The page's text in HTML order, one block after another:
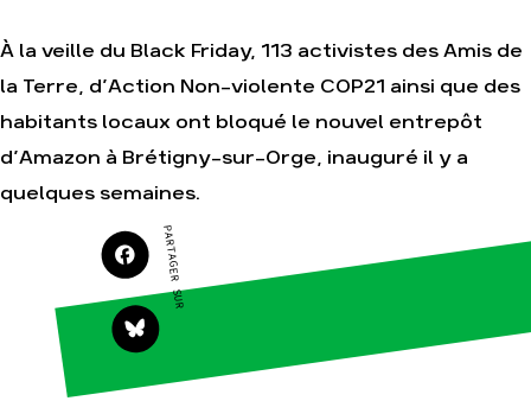
Agir
Agir au quotidien
Soutenir les
campagnes
Transmettre tout
patrimoine
thématiques
Agriculture
Forêts
À la veille du Black Friday, 113 activistes des Amis de
la Terre, d’Action Non-violente COP21 ainsi que des
habitants locaux ont bloqué le nouvel entrepôt
d’Amazon à Brétigny-sur-Orge, inauguré il y a
quelques semaines.
PARTAGER SUR